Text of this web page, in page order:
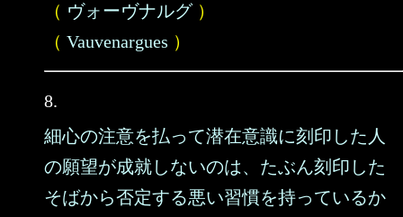
（ ヴォーヴナルグ）
（ Vauvenargues ）
8.
細心の注意を払って潜在意識に刻印した人
の願望が成就しないのは、たぶん刻印した
そばから否定する悪い習慣を持っているか